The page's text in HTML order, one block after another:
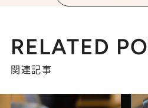
RELATED
関連記事